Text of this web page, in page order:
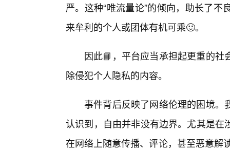
严。这种“唯流量论”的倾向，助长了
来牟利的个人或团体有机可乘🙂。
因此📘，平台应当承担起更重的
除侵犯个人隐私的内容。
事件背后反映了网络伦理的困境。
认识到，自由并非没有边界。尤其是
在网络上随意传播、评论，甚至恶意解